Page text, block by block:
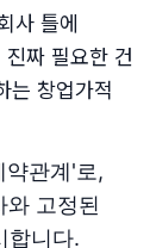
사 틀에
짜 필요한 건
는 창업가적
약관계'로,
와 고정된
합니다.